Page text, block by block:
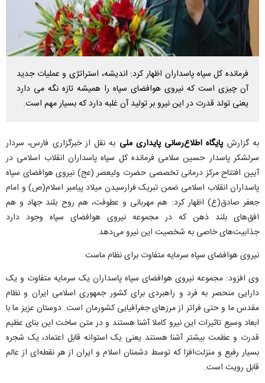
فرمانده کل سپاه پاسداران اظهار کرد: اندیشه، استراتژی و عملیات جدید
آن چیزی است که نیروی هوافضای سپاه را همیشه تازه نگه می دارد
یعنی تولد قدرت در این نیرو بر تولید آن غلبه دارد که بسیار مهم است.
به گزارش پایگاه اطلاع‌رسانی پایداری ملی به نقل از خبرگزاری فارس، سردار
سرلشکر پاسدار حسین سلامی فرمانده کل سپاه پاسداران انقلاب اسلامی در
آیین افتتاح مرکز درمانی تخصصی حضرت ولیعصر (عج) نیروی هوافضای سپاه
پاسداران انقلاب اسلامی ضمن تبریک فرارسیدن میلاد پیامبر اسلام(ص) و امام
جعفر صادق(ع) اظهار کرد: هم مهربانی و عطوفت، هم روح بلند جهاد و هم
افق‌های بلند ذهن که در مجموعه نیروی هوافضای سپاه وجود دارد
جذابیت‌های خاصی به شخصیت این نیرو می‌دهد.
نیروی هوافضای سپاه سرمایه متفاوت برای نظام ماست
وی افزود: مجموعه نیروی هوافضای سپاه پاسداران یک سرمایه متفاوت و یک
دارایی منحصر به فرد و راهبردی برای کشور جمهوری اسلامی ایران و نظام
مقدس ما و حتی فراتر از مرزهای جغرافیایی کشورمان است. دوستان عزیز ما با
ابعاد وسیع تاثیرات این نیرو کاملا آشنا هستند و در متن ساخت این بنای عظیم
قدرت و عظمت بیشتر آشنا هستند یعنی یک استوانه قابل اعتماد، یک شجره
بسیار رفیع و منزلت‌افزا که توسط دشمنان اسلام و ایران از هر نقطه‌ای از عالم
قابل رویت است.